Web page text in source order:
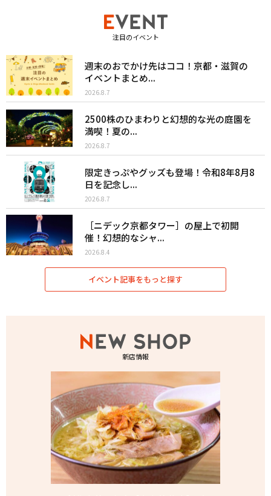
注目のイベント
週末のおでかけ先はココ！京都・滋賀の
イベントまとめ...
2026.8.7
2500株のひまわりと幻想的な光の庭園を
満喫！夏の...
2026.8.7
限定きっぷやグッズも登場！令和8年8月8
日を記念し...
2026.8.7
［ニデック京都タワー］の屋上で初開
催！幻想的なシャ...
2026.8.4
イベント記事をもっと探す
新店情報